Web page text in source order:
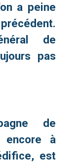
a peine
de
pas
de
encore à
est